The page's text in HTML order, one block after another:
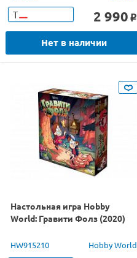
Т 2 990 o
Нет в наличии
Настольная игра Hobby
World: Гравити Фолз (2020)
HW915210 Hobby World